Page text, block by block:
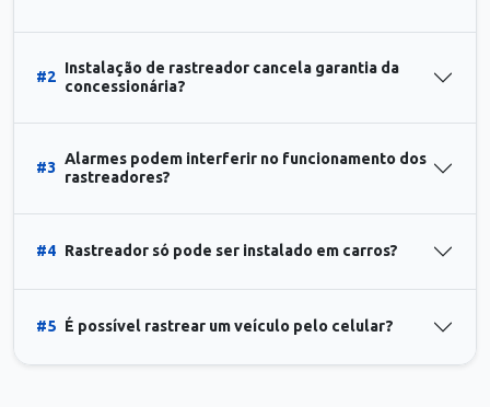
#2
Instalação de rastreador cancela garantia da
concessionária?
#3
Alarmes podem interferir no funcionamento dos
rastreadores?
#4 Rastreador só pode ser instalado em carros?
#5 É possível rastrear um veículo pelo celular?